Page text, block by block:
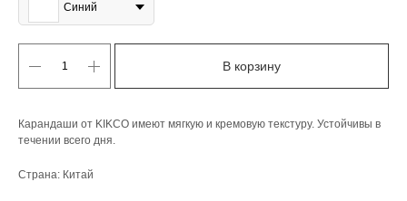
Синий
В корзину
Карандаши от KIKCO имеют мягкую и кремовую текстуру. Устойчивы в
течении всего дня.
Страна: Китай